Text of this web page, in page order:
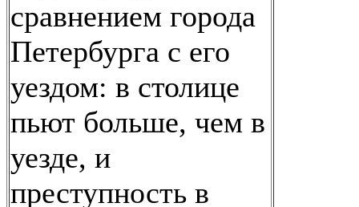
сравнением города
Петербурга с его
уездом: в столице
пьют больше, чем в
уезде, и
преступность в